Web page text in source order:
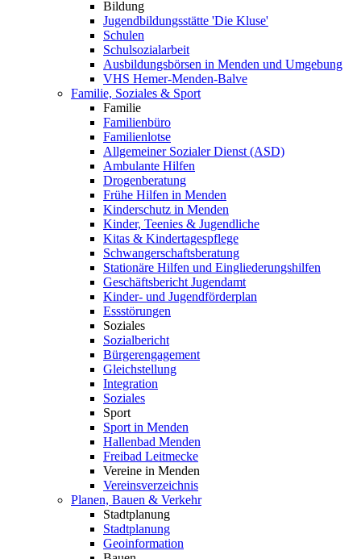
Bildung
Jugendbildungsstätte 'Die Kluse'
Schulen
Schulsozialarbeit
Ausbildungsbörsen in Menden und Umgebung
VHS Hemer-Menden-Balve
Familie, Soziales & Sport
Familie
Familienbüro
Familienlotse
Allgemeiner Sozialer Dienst (ASD)
Ambulante Hilfen
Drogenberatung
Frühe Hilfen in Menden
Kinderschutz in Menden
Kinder, Teenies & Jugendliche
Kitas & Kindertagespflege
Schwangerschaftsberatung
Stationäre Hilfen und Eingliederungshilfen
Geschäftsbericht Jugendamt
Kinder- und Jugendförderplan
Essstörungen
Soziales
Sozialbericht
Bürgerengagement
Gleichstellung
Integration
Soziales
Sport
Sport in Menden
Hallenbad Menden
Freibad Leitmecke
Vereine in Menden
Vereinsverzeichnis
Planen, Bauen & Verkehr
Stadtplanung
Stadtplanung
Geoinformation